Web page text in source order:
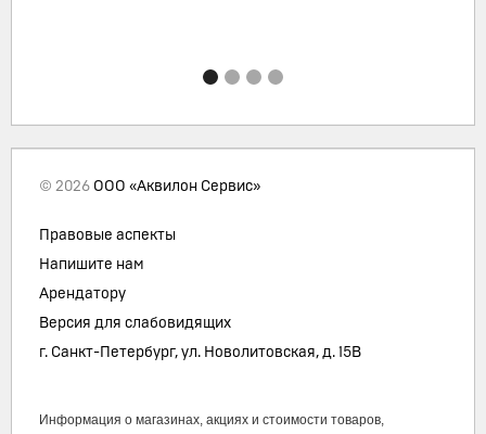
© 2026 ООО «Аквилон Сервис»
Правовые аспекты
Напишите нам
Арендатору
Версия для слабовидящих
г. Санкт-Петербург, ул. Новолитовская, д. 15В
Информация о магазинах, акциях и стоимости товаров,